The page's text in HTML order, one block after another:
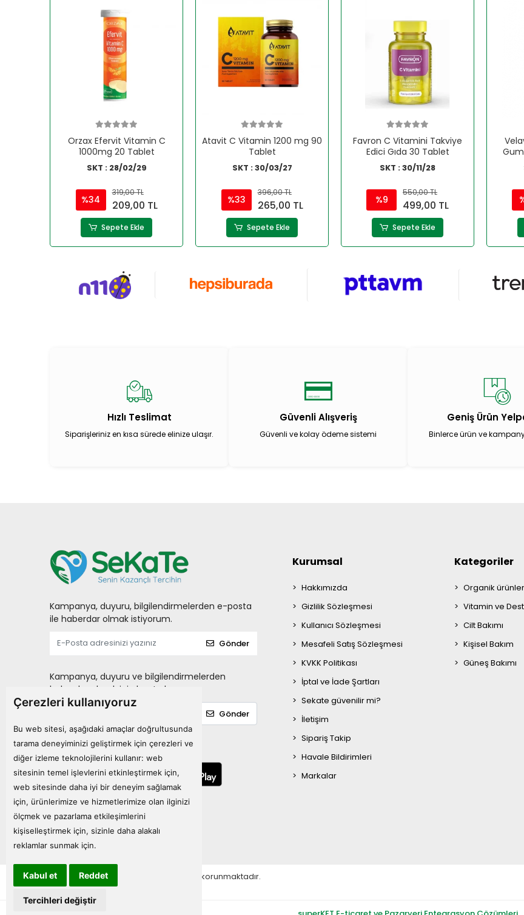
Çerezleri kullanıyoruz
Bu web sitesi, aşağıdaki amaçlar doğrultusunda
tarama deneyiminizi geliştirmek için çerezleri ve
diğer izleme teknolojilerini kullanır: web
sitesinin temel işlevlerini etkinleştirmek için,
web sitesinde daha iyi bir deneyim sağlamak
için, ürünlerimize ve hizmetlerimize olan ilginizi
ölçmek ve pazarlama etkileşimlerini
kişiselleştirmek için, sizinle daha alakalı
reklamlar sunmak için.
Kabul et Reddet
Tercihleri değiştir
Orzax Efervit Vitamin C
1000mg 20 Tablet
SKT : 28/02/29
%34
319,00 TL
209,00 TL
Sepete Ekle
Atavit C Vitamin 1200 mg 90
Tablet
SKT : 30/03/27
%33
396,00 TL
265,00 TL
Sepete Ekle
Favron C Vitamini Takviye
Edici Gıda 30 Tablet
SKT : 30/11/28
%9
550,00 TL
499,00 TL
Sepete Ekle
Hızlı Teslimat
Siparişleriniz en kısa sürede elinize ulaşır.
Güvenli Alışveriş
Güvenli ve kolay ödeme sistemi
Geniş Ürün
Binlerce ürün ve
Kampanya, duyuru, bilgilendirmelerden e-posta
ile haberdar olmak istiyorum.
Gönder
Kampanya, duyuru ve bilgilendirmelerden
haberdar olmak için kayıt olun.
Gönder
Mobil Uygulamalarımız
Kurumsal
Hakkımızda
Gizlilik Sözleşmesi
Kullanıcı Sözleşmesi
Mesafeli Satış Sözleşmesi
KVKK Politikası
İptal ve İade Şartları
Sekate güvenilir mi?
İletişim
Sipariş Takip
Havale Bildirimleri
Markalar
Kategoriler
Organik ürünler
Vitamin ve
Cilt Bakımı
Kişisel Bakım
Güneş Bakımı
Tüm bilgileriniz 256bit SSL Sertifikası ile korunmaktadır.
© 2024Tüm Hakları Saklıdır